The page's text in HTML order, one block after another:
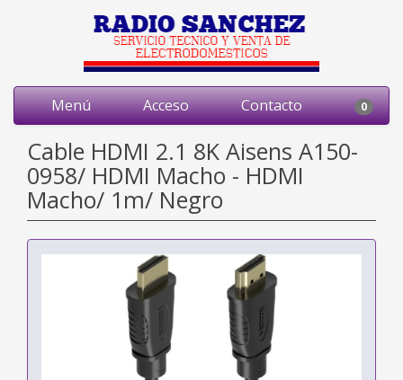
Menú Acceso Contacto 0
Cable HDMI 2.1 8K Aisens A150-
0958/ HDMI Macho - HDMI
Macho/ 1m/ Negro